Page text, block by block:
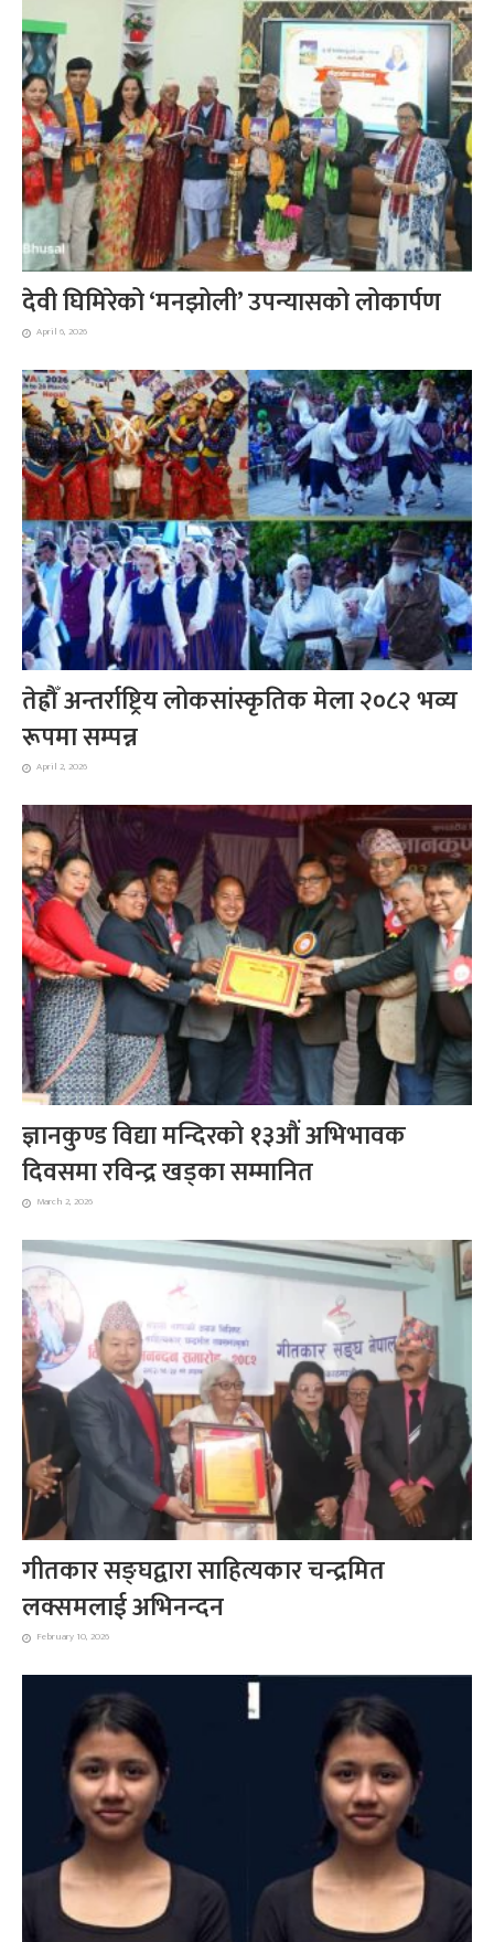
देवी घिमिरेको ‘मनझोली’ उपन्यासको लोकार्पण
April 6, 2026
तेह्रौँ अन्तर्राष्ट्रिय लोकसांस्कृतिक मेला २०८२ भव्य
रूपमा सम्पन्न
April 2, 2026
ज्ञानकुण्ड विद्या मन्दिरको १३औं अभिभावक
दिवसमा रविन्द्र खड्का सम्मानित
March 2, 2026
गीतकार सङ्घद्वारा साहित्यकार चन्द्रमित
लक्समलाई अभिनन्दन
February 10, 2026